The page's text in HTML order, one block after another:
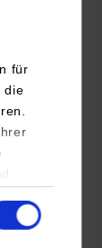
für
die